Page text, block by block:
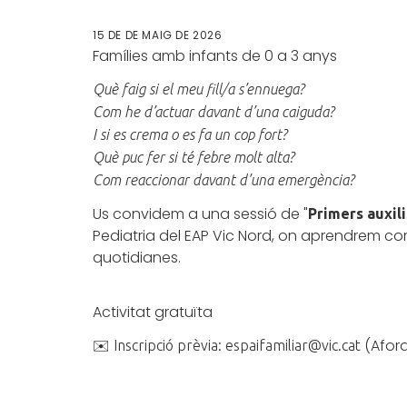
15 DE DE MAIG DE 2026
Famílies amb infants de 0 a 3 anys
Què faig si el meu fill/a s’ennuega?
Com he d’actuar davant d’una caiguda?
I si es crema o es fa un cop fort?
Què puc fer si té febre molt alta?
Com reaccionar davant d’una emergència?
Us convidem a una sessió de "Primers
Pediatria del EAP Vic Nord, on aprendrem
quotidianes.
Activitat gratuïta
✉️ Inscripció prèvia: espaifamiliar@vic.cat